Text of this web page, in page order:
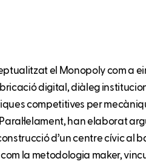
el Monopoly com a
digital, diàleg
competitives per
han elaborat
d’un centre cívic al
la metodologia maker,